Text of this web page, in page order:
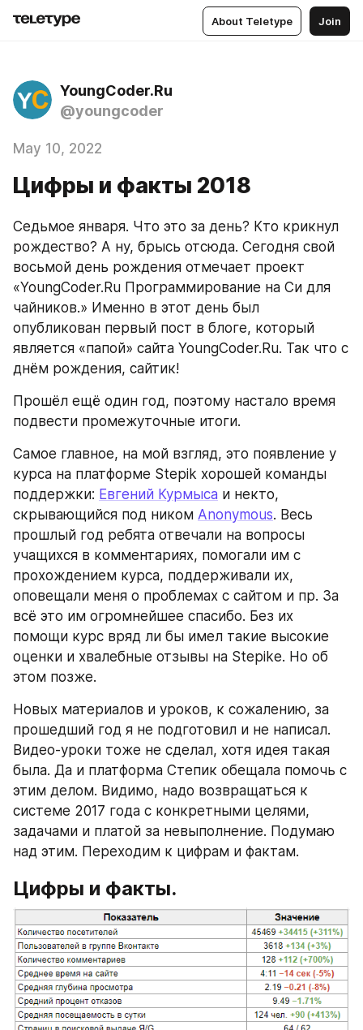
About Teletype Join
YoungCoder.Ru
@youngcoder
May 10, 2022
Цифры и факты 2018
Седьмое января. Что это за день? Кто крикнул
рождество? А ну, брысь отсюда. Сегодня свой
восьмой день рождения отмечает проект
«YoungCoder.Ru Программирование на Си для
чайников.» Именно в этот день был
опубликован первый пост в блоге, который
является «папой» сайта YoungCoder.Ru. Так что с
днём рождения, сайтик!
Прошёл ещё один год, поэтому настало время
подвести промежуточные итоги.
Самое главное, на мой взгляд, это появление у
курса на платформе Stepik хорошей команды
поддержки: Евгений Курмыса и некто,
скрывающийся под ником Anonymous. Весь
прошлый год ребята отвечали на вопросы
учащихся в комментариях, помогали им с
прохождением курса, поддерживали их,
оповещали меня о проблемах с сайтом и пр. За
всё это им огромнейшее спасибо. Без их
помощи курс вряд ли бы имел такие высокие
оценки и хвалебные отзывы на Stepike. Но об
этом позже.
Новых материалов и уроков, к сожалению, за
прошедший год я не подготовил и не написал.
Видео-уроки тоже не сделал, хотя идея такая
была. Да и платформа Степик обещала помочь с
этим делом. Видимо, надо возвращаться к
системе 2017 года с конкретными целями,
задачами и платой за невыполнение. Подумаю
над этим. Переходим к цифрам и фактам.
Цифры и факты.